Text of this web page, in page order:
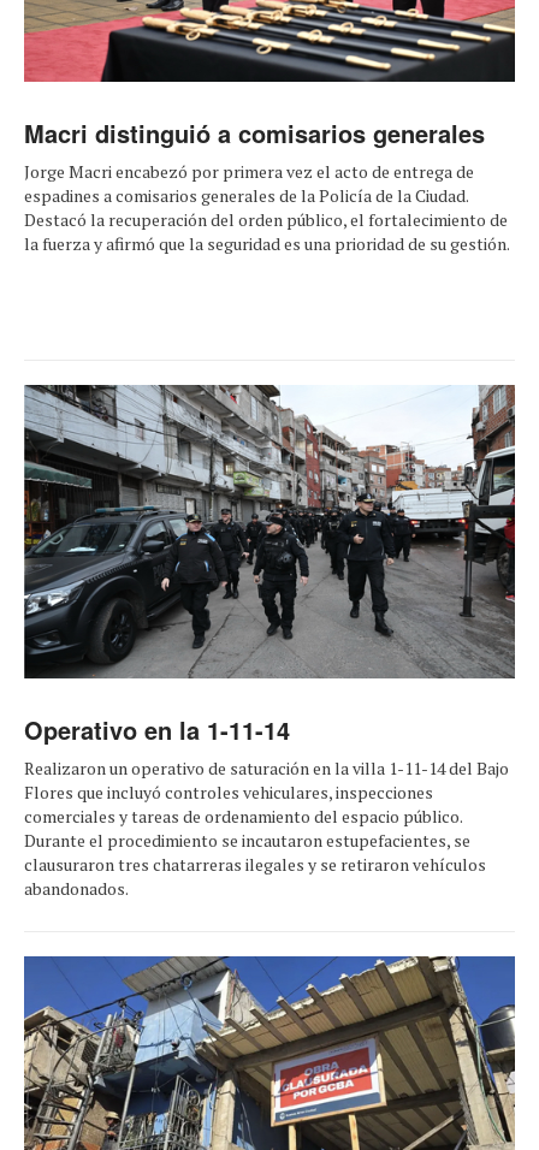
Macri distinguió a comisarios generales
Jorge Macri encabezó por primera vez el acto de entrega de
espadines a comisarios generales de la Policía de la Ciudad.
Destacó la recuperación del orden público, el fortalecimiento de
la fuerza y afirmó que la seguridad es una prioridad de su gestión.
Operativo en la 1-11-14
Realizaron un operativo de saturación en la villa 1-11-14 del Bajo
Flores que incluyó controles vehiculares, inspecciones
comerciales y tareas de ordenamiento del espacio público.
Durante el procedimiento se incautaron estupefacientes, se
clausuraron tres chatarreras ilegales y se retiraron vehículos
abandonados.